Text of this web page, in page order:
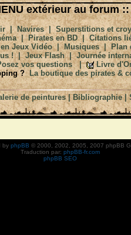
extérieur au forum ::
|Navires|Superstitions et
|Pirates en BD|Citations
Jeux Vidéo|Musiques|Plan
!|Jeux Flash|Journée
vos questions| Livre
?
La boutique des pirates &
de peintures|Bibliographie|
by phpBB © 2000, 2002, 2005, 2007 phpBB
Traduction par: phpBB-fr.com
phpBB SEO